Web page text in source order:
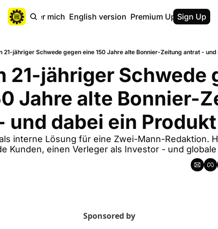
Über mich English version Premium Upgrade
Sign Up
21-jähriger Schwede gegen eine 150 Jahre alte Bonnier-Zeitung antrat - und
21-jähriger Schwede
Jahre alte Bonnier-
und dabei ein
interne Lösung für eine Zwei-Mann-Redaktion.
Kunden, einen Verleger als Investor - und
Sponsored by